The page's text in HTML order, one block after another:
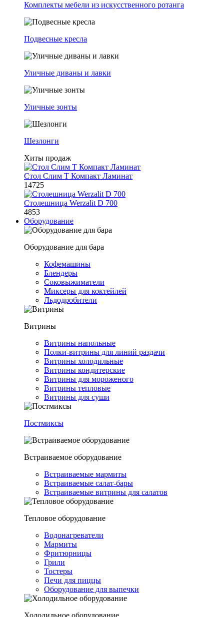
Комплекты мебели из искусственного ротанга
Подвесные кресла
Уличные диваны и лавки
Уличные зонты
Шезлонги
Хиты продаж
Стол Слим Т Компакт Ламинат
14725
Столешница Werzalit D 700
4853
Оборудование
Оборудование для бара
Кофемашины
Блендеры
Соковыжиматели
Миксеры для коктейлей
Льдодробители
Витрины
Витрины напольные
Полки-витрины для линий раздачи
Витрины холодильные
Витрины кондитерские
Витрины для мороженого
Витрины тепловые
Витрины для суши
Постмиксы
Встраиваемое оборудование
Встраиваемые мармиты
Встраиваемые салат-бары
Встраиваемые витрины для салатов
Тепловое оборудование
Водонагреватели
Мармиты
Фритюрницы
Грили
Тостеры
Печи для пиццы
Оборудование для выпечки
Холодильное оборудование